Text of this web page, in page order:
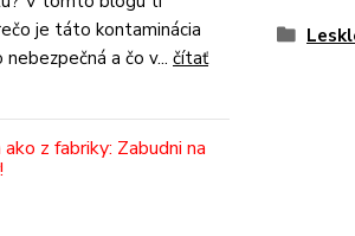
je táto kontaminácia
a čo v... čítať